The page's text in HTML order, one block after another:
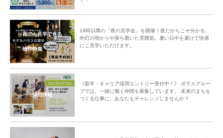
・分譲地内でもボーリング大会をやろうと思います！
・うちの分譲地では「分譲地対抗運動会」をやりたいと。ぜひ皆さん参加し
て下さい！
・運動会、うちの分譲地参加します！（呼びかけに即返答）
などなど
＋＋＋＋＋＋＋＋＋＋＋＋＋＋＋＋＋＋＋＋＋＋＋＋＋＋＋＋＋＋＋＋＋＋
＋＋＋＋＋＋
中央グリーン開発では、今後も分譲地のコミュニティ形成サポートを継続
し、お客様のより豊かな暮らしと新しい住まい価値の創造に取り組んで参り
ます。
夜でも見学できる
物件特集
18時以降の「夜の見学会」を開催！夜だからこそ分かる、
外灯の明かりや落ち着いた雰囲気。暑い日中を避けて快適
にご見学いただけます。
採用情報
《新卒・キャリア採用エントリー受付中！》 ポラスグルー
プでは、一緒に働く仲間を募集しています。 未来のまちを
つくる仕事に、あなたもチャレンジしませんか？